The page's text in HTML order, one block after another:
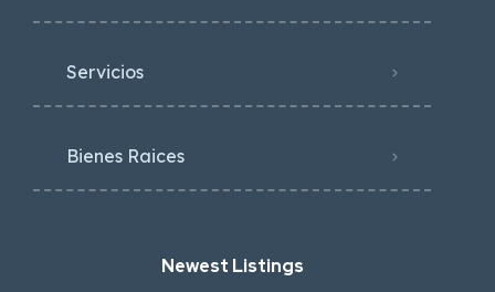
Servicios
Bienes Raices
Newest Listings​